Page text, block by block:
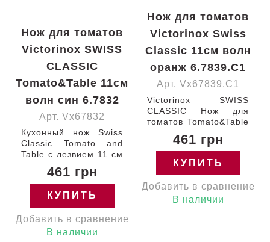
Нож для томатов
Victorinox SWISS
CLASSIC
Tomato&Table 11см
волн син 6.7832
Арт. Vx67832
Кухонный нож Swiss
Classic Tomato and
Table с лезвием 11 см
закругленным
кончиком и синей
ручкой
Victorinox 6.7832
Швейцария
461 грн
КУПИТЬ
Добавить в сравнение
В наличии
Нож для томатов
Victorinox Swiss
Classic 11см волн
оранж 6.7839.C1
Арт. Vx67839.C1
Victorinox SWISS
CLASSIC Нож для
томатов Tomato&Table
закругленный кончик /
серрейторное / с
оранжевой ручкой
(BP) 111-11-w
Швейцария 6.7839.C1
Гарантия:
461 грн
КУПИТЬ
Добавить в сравнение
В наличии